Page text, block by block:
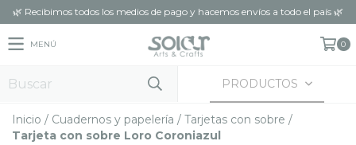
🌿 Recibimos todos los medios de pago y hacemos envíos a todo el país 🌿
MENÚ 0
PRODUCTOS
Inicio / Cuadernos y papelería / Tarjetas con sobre /
Tarjeta con sobre Loro Coroniazul